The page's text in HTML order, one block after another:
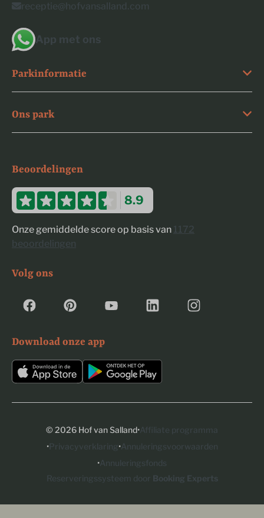
receptie@hofvansalland.com
App met ons
Parkinformatie
Ons park
Beoordelingen
8.9
Onze gemiddelde score op basis van 1172
beoordelingen
Volg ons
Download onze app
© 2026 Hof van Salland·Affiliate programma
·Privacyverklaring·Annuleringsvoorwaarden
·Annuleringsfonds
Reserveringssysteem door
Booking Experts